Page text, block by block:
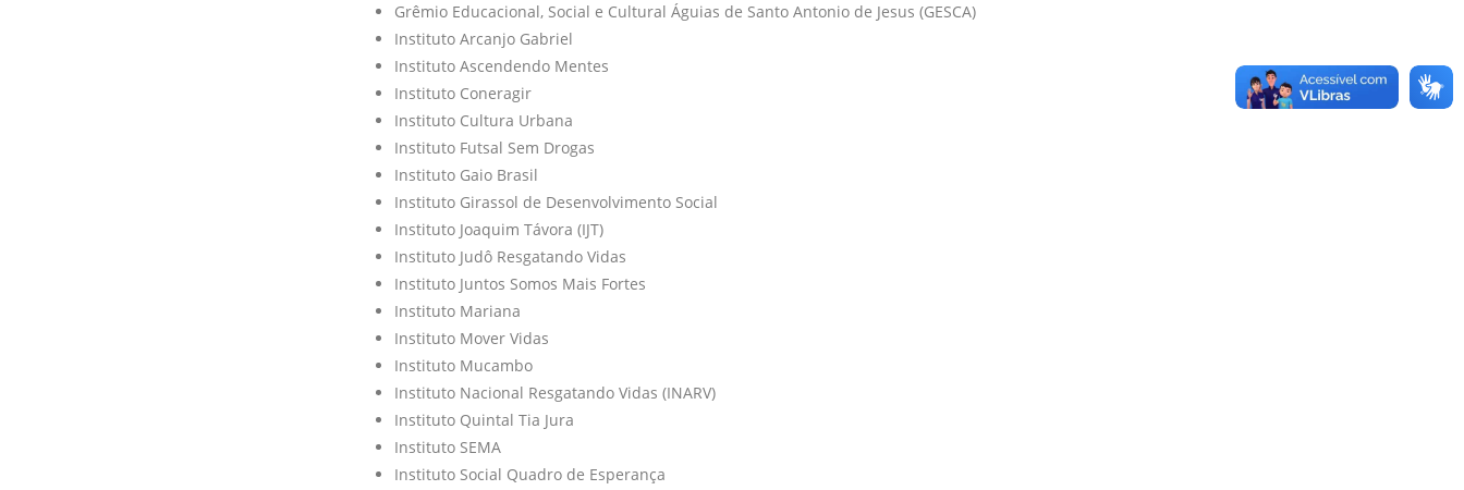
Grêmio Educacional, Social e Cultural Águias de Santo Antonio de Jesus (GESCA)
Instituto Arcanjo Gabriel
Instituto Ascendendo Mentes
Instituto Coneragir
Instituto Cultura Urbana
Instituto Futsal Sem Drogas
Instituto Gaio Brasil
Instituto Girassol de Desenvolvimento Social
Instituto Joaquim Távora (IJT)
Instituto Judô Resgatando Vidas
Instituto Juntos Somos Mais Fortes
Instituto Mariana
Instituto Mover Vidas
Instituto Mucambo
Instituto Nacional Resgatando Vidas (INARV)
Instituto Quintal Tia Jura
Instituto SEMA
Instituto Social Quadro de Esperança